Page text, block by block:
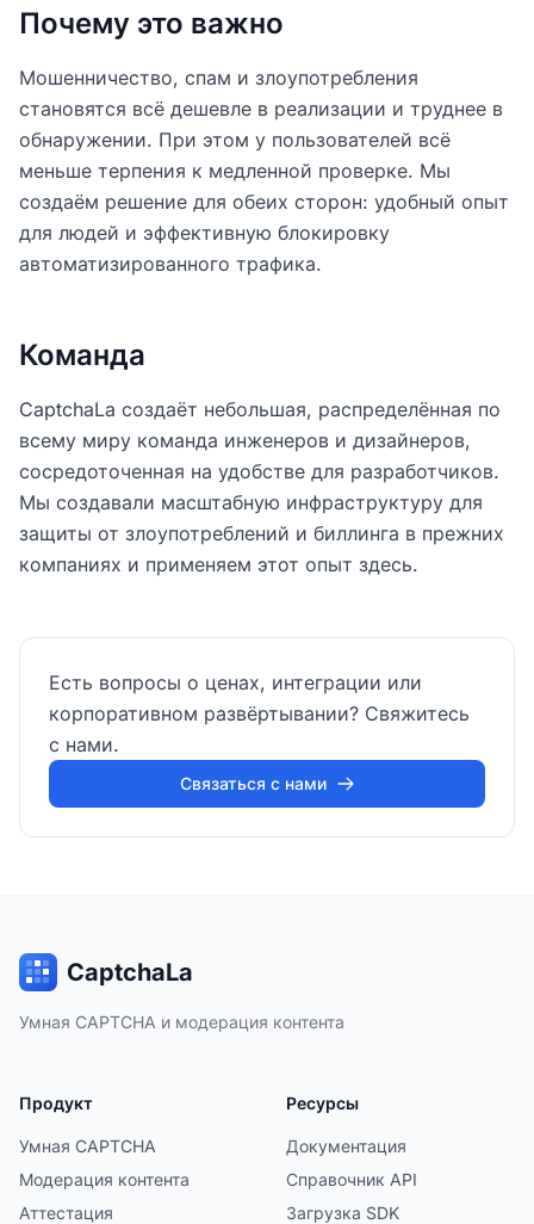
Почему это важно
Мошенничество, спам и злоупотребления
становятся всё дешевле в реализации и труднее в
обнаружении. При этом у пользователей всё
меньше терпения к медленной проверке. Мы
создаём решение для обеих сторон: удобный опыт
для людей и эффективную блокировку
автоматизированного трафика.
Команда
CaptchaLa создаёт небольшая, распределённая по
всему миру команда инженеров и дизайнеров,
сосредоточенная на удобстве для разработчиков.
Мы создавали масштабную инфраструктуру для
защиты от злоупотреблений и биллинга в прежних
компаниях и применяем этот опыт здесь.
Есть вопросы о ценах, интеграции или
корпоративном развёртывании? Свяжитесь
с нами.
Связаться с нами
CaptchaLa
Умная CAPTCHA и модерация контента
Продукт
Умная CAPTCHA
Модерация контента
Аттестация
Ресурсы
Документация
Справочник API
Загрузка SDK